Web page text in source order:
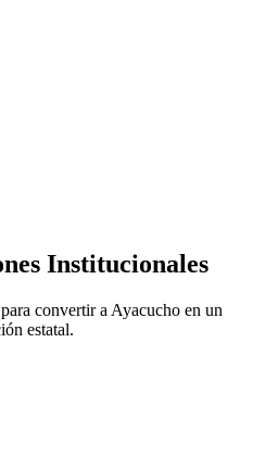
Institucionales
convertir a Ayacucho en un
estatal.